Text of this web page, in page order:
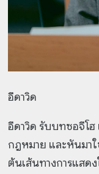
อีดาวิด
อีดาวิด รับบทซอจีโ
กฎหมาย และหันมา
ต้นเส้นทางการแสด